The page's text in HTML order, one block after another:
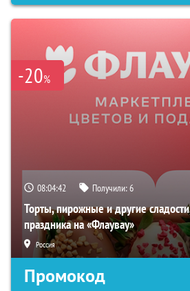
-20%
08:04:41 Получили:6
Торты, пирожные и другие
праздника на «Флаувау»
Россия
Промокод